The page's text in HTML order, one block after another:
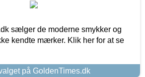
sælger de moderne smykker og
kendte mærker. Klik her for at se
på GoldenTimes.dk